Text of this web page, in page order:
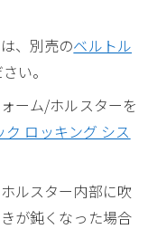
、別売のベルトル
い。
ーム/ホルスターを
ク ロッキング シス
ルスター内部に吹
が鈍くなった場合